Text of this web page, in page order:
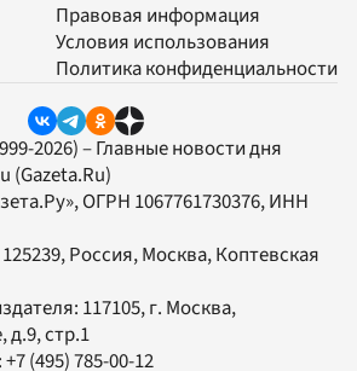
Правовая информация
Условия использования
Политика конфиденциальности
2026) – Главные новости дня
(Gazeta.Ru)
, ОГРН 1067761730376, ИНН
Россия, Москва, Коптевская
117105, г. Москва,
стр.1
+7 (495) 785-00-12